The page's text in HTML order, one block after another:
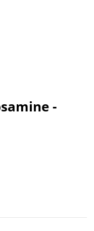
-